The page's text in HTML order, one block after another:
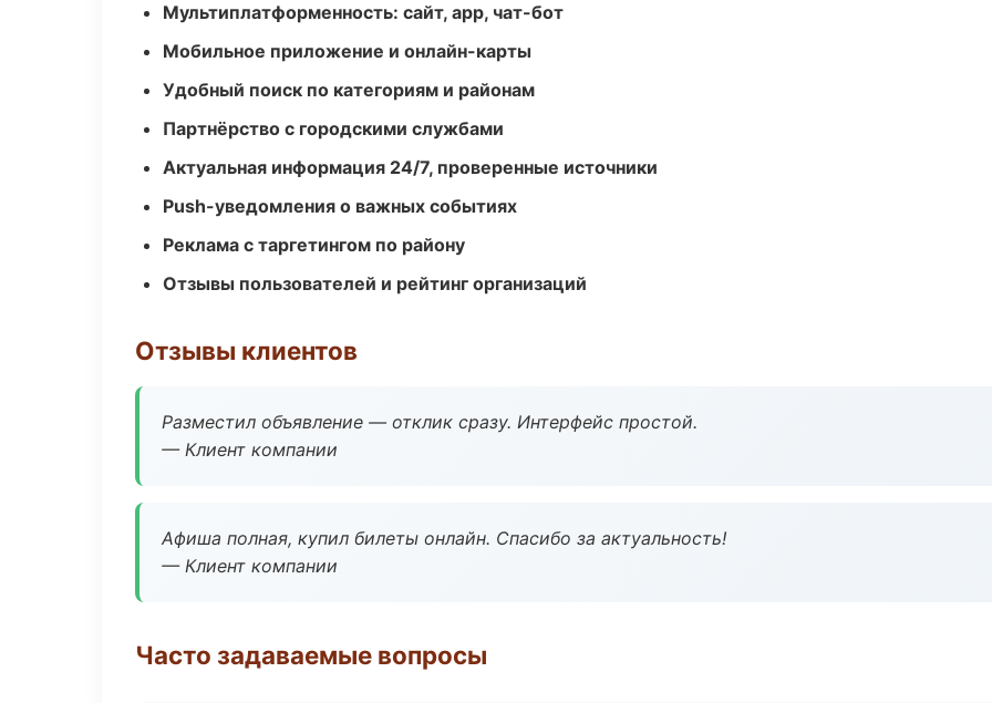
Мультиплатформенность: сайт, app, чат-бот
Мобильное приложение и онлайн-карты
Удобный поиск по категориям и районам
Партнёрство с городскими службами
Актуальная информация 24/7, проверенные источники
Push-уведомления о важных событиях
Реклама с таргетингом по району
Отзывы пользователей и рейтинг организаций
Отзывы клиентов
Разместил объявление — отклик сразу. Интерфейс простой.
— Клиент компании
Афиша полная, купил билеты онлайн. Спасибо за актуальность!
— Клиент компании
Часто задаваемые вопросы